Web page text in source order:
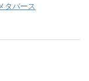
タバース